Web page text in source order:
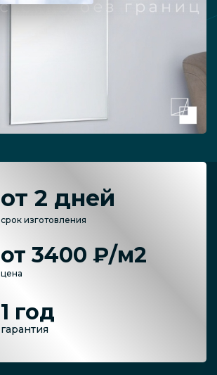
от 2 дней
срок изготовления
от 3400 ₽/м2
цена
1 год
гарантия